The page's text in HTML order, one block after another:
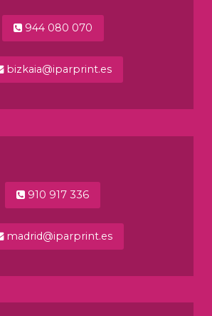
944 080 070
bizkaia@iparprint.es
910 917 336
madrid@iparprint.es